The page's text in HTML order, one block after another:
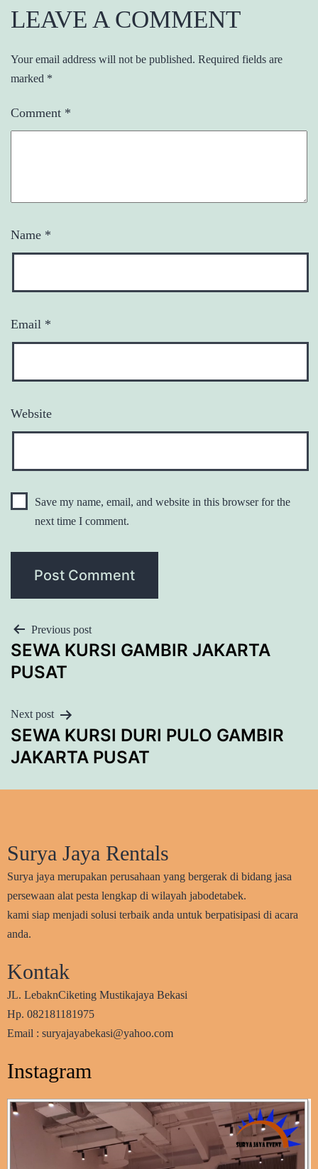
LEAVE A COMMENT
Your email address will not be published. Required fields are
marked *
Comment *
Name *
Email *
Website
Save my name, email, and website in this browser for the
next time I comment.
POST
NAVIGATION
Previous post
SEWA KURSI GAMBIR JAKARTA
PUSAT
Next post
SEWA KURSI DURI PULO GAMBIR
JAKARTA PUSAT
Surya Jaya Rentals
Surya jaya merupakan perusahaan yang bergerak di bidang jasa
persewaan alat pesta lengkap di wilayah jabodetabek.
kami siap menjadi solusi terbaik anda untuk berpatisipasi di acara
anda.
Kontak
JL. LebaknCiketing Mustikajaya Bekasi
Hp. 082181181975
Email : suryajayabekasi@yahoo.com
Instagram